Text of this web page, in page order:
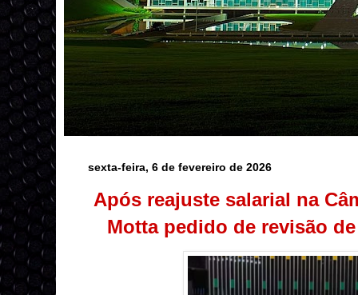
sexta-feira, 6 de fevereiro de 2026
Após reajuste salarial na
Motta pedido de revisão